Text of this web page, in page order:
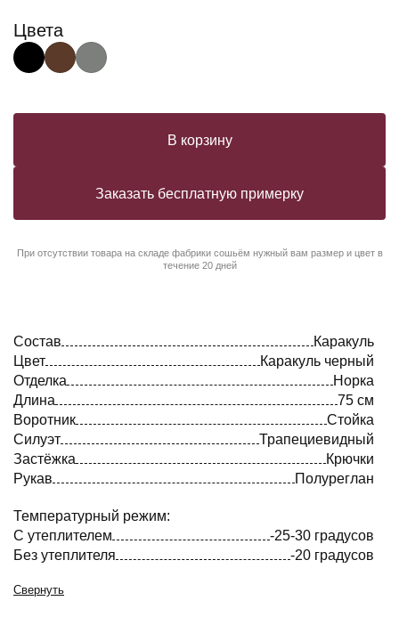
Цвета
В корзину
Заказать бесплатную примерку
При отсутствии товара на складе фабрики сошьём нужный вам размер и цвет в
течение 20 дней
Состав
Каракуль
Цвет
Каракуль черный
Отделка
Норка
Длина
75 см
Воротник
Стойка
Силуэт
Трапециевидный
Застёжка
Крючки
Рукав
Полуреглан
Температурный режим:
С утеплителем
-25-30 градусов
Без утеплителя
-20 градусов
Свернуть